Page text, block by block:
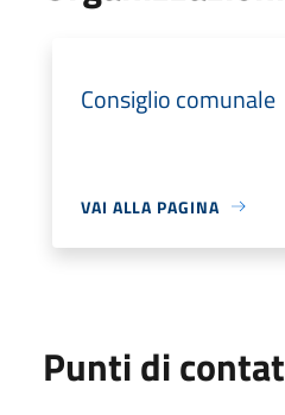
Consiglio comunale
VAI ALLA PAGINA
Punti di